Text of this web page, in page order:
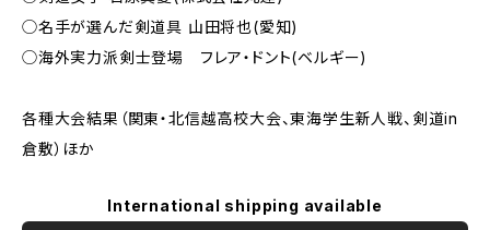
◯名手が選んだ剣道具 山田将也(愛知)
◯海外実力派剣士登場 フレア・ドント(ベルギー)
各種大会結果（関東・北信越高校大会、東海学生新人戦、剣道in
倉敷）ほか
International shipping available